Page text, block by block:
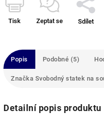
Tisk Zeptat se Sdílet
Popis Podobné (5)
Značka Svobodný statek na
Detailní popis produktu